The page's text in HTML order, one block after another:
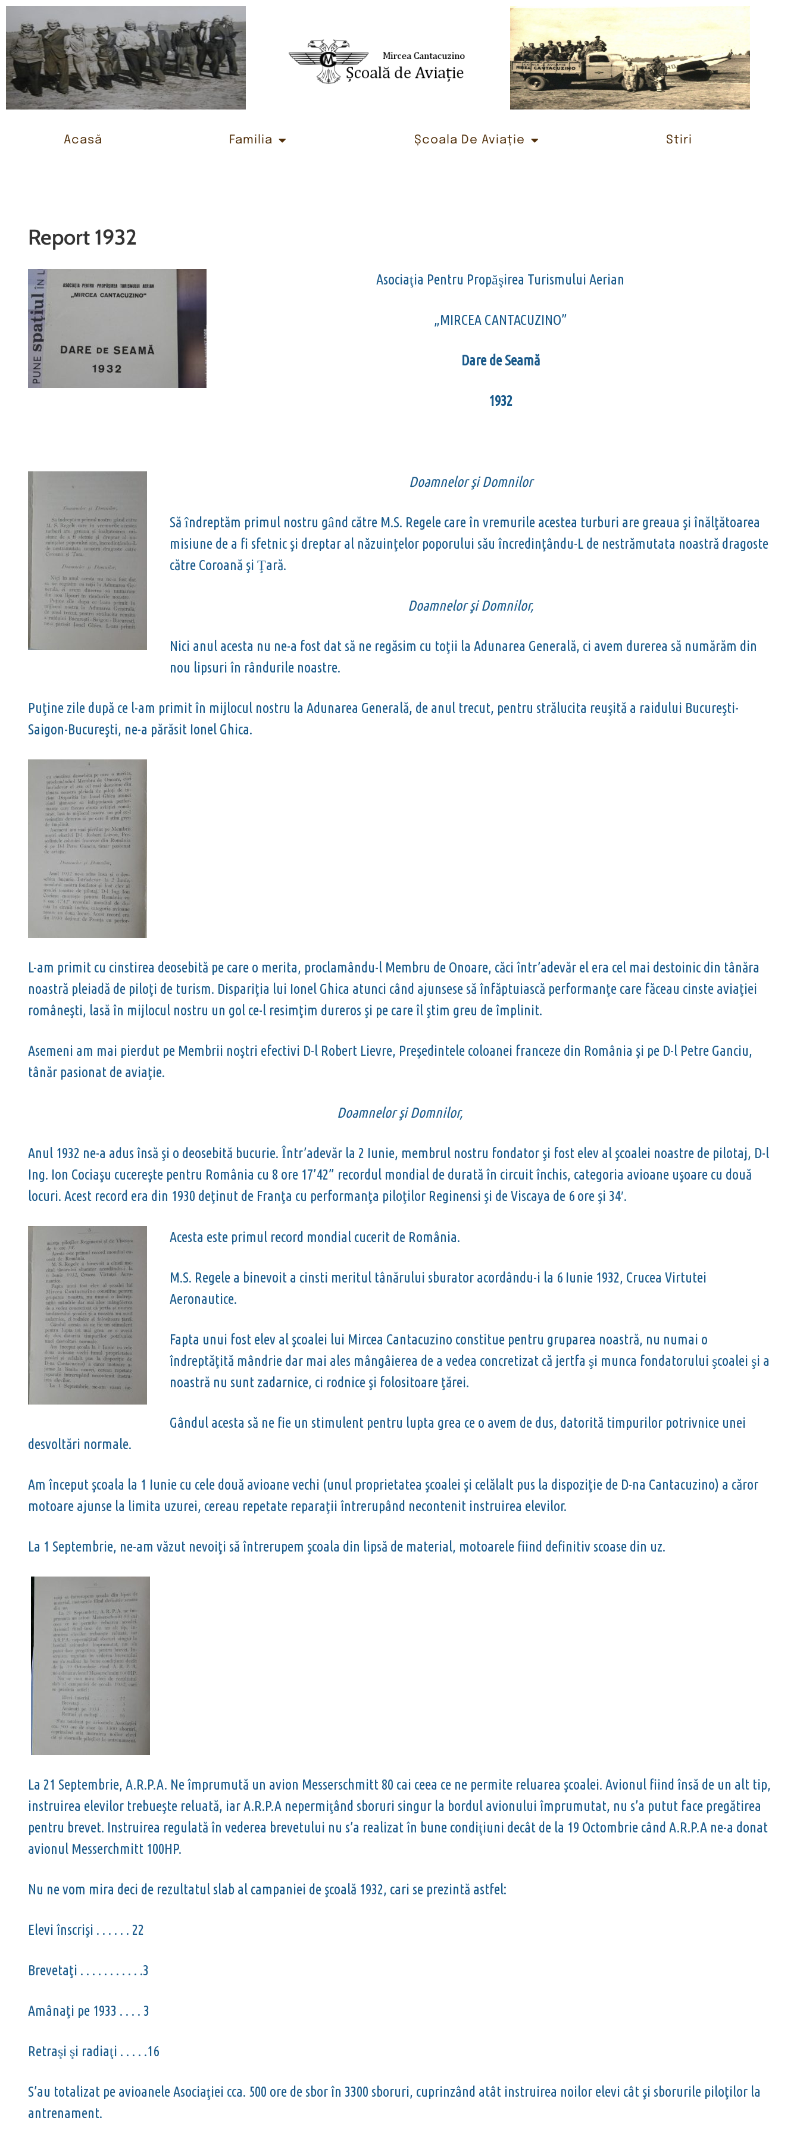
Acasă Familia Școala De Aviație Stiri
Report 1932
Asociaţia Pentru Propăşirea Turismului Aerian
„MIRCEA CANTACUZINO”
Dare de Seamă
1932
Doamnelorşi Domnilor
Săîndreptăm primul nostru gând către M.S. Regele care în vremurile acestea turburi are greaua şi înălţătoarea
misiune de a fi sfetnic şi dreptar al năzuinţelor poporului său încredinţându-L de nestrămutata noastră dragoste
către Coroană şi Ţară.
Doamnelorşi Domnilor,
Nici anul acesta nu ne-a fost dat să ne regăsim cu toţii la Adunarea Generală, ci avem durerea să numărăm din
nou lipsuri în rândurile noastre.
Puţine zile după ce l-am primit în mijlocul nostru la Adunarea Generală, de anul trecut, pentru strălucita reuşită a raidului Bucureşti-
Saigon-Bucureşti, ne-a părăsit Ionel Ghica.
L-am primit cu cinstirea deosebită pe care o merita, proclamându-l Membru de Onoare, căci într’adevăr el era cel mai destoinic din tânăra
noastră pleiadă de piloţi de turism. Dispariţia lui Ionel Ghica atunci când ajunsese să înfăptuiască performanţe care făceau cinste aviaţiei
româneşti, lasă în mijlocul nostru un gol ce-l resimţim dureros şi pe care îl ştim greu de împlinit.
Asemeni am mai pierdut pe Membrii noştri efectivi D-l Robert Lievre, Preşedintele coloanei franceze din România şi pe D-l Petre Ganciu,
tânăr pasionat de aviaţie.
Doamnelorşi Domnilor,
Anul 1932 ne-a adus însă şi o deosebită bucurie. Într’adevăr la 2 Iunie, membrul nostru fondator şi fost elev al şcoalei noastre de pilotaj, D-l
Ing. Ion Cociaşu cucereşte pentru România cu 8 ore 17’42” recordul mondial de durată în circuit închis, categoria avioane uşoare cu două
locuri. Acest record era din 1930 deţinut de Franţa cu performanţa piloţilor Reginensi şi de Viscaya de 6 ore şi 34′.
Acesta este primul record mondial cucerit de România.
M.S. Regele a binevoit a cinsti meritul tânărului sburator acordându-i la 6 Iunie 1932, Crucea Virtutei
Aeronautice.
Fapta unui fost elev al şcoalei lui Mircea Cantacuzino constitue pentru gruparea noastră, nu numai o
îndreptăţită mândrie dar mai ales mângâierea de a vedea concretizat că jertfa şi munca fondatorului şcoalei şi a
noastră nu sunt zadarnice, ci rodnice şi folositoare ţărei.
Gândul acesta să ne fie un stimulent pentru lupta grea ce o avem de dus, datorită timpurilor potrivnice unei
desvoltări normale.
Am început şcoala la 1 Iunie cu cele două avioane vechi (unul proprietatea şcoalei şi celălalt pus la dispoziţie de D-na Cantacuzino) a căror
motoare ajunse la limita uzurei, cereau repetate reparaţii întrerupând necontenit instruirea elevilor.
La 1 Septembrie, ne-am văzut nevoiţi să întrerupem şcoala din lipsă de material, motoarele fiind definitiv scoase din uz.
La 21 Septembrie, A.R.P.A. Ne împrumută un avion Messerschmitt 80 cai ceea ce ne permite reluarea şcoalei. Avionul fiind însă de un alt tip,
instruirea elevilor trebueşte reluată, iar A.R.P.A nepermiţând sboruri singur la bordul avionului împrumutat, nu s’a putut face pregătirea
pentru brevet. Instruirea regulată în vederea brevetului nu s’a realizat în bune condiţiuni decât de la 19 Octombrie când A.R.P.A ne-a donat
avionul Messerchmitt 100HP.
Nu ne vom mira deci de rezultatul slab al campaniei de şcoală 1932, cari se prezintă astfel:
Elevi înscrişi . . . . . . 22
Brevetaţi . . . . . . . . . . .3
Amânaţi pe 1933 . . . . 3
Retraşi şi radiaţi . . . . .16
S’au totalizat pe avioanele Asociaţiei cca. 500 ore de sbor în 3300 sboruri, cuprinzând atât instruirea noilor elevi cât şi sborurile piloţilor la
antrenament.